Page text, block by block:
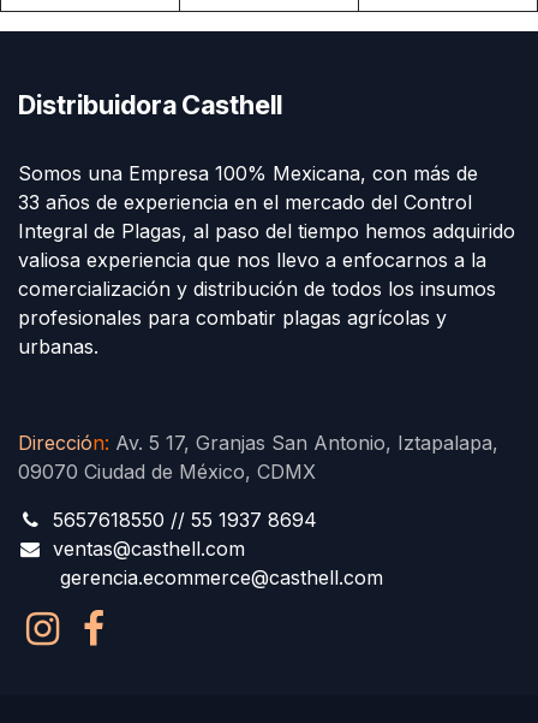
Distribuidora Casthell
Somos una Empresa 100% Mexicana, con más de
33 años de experiencia en el mercado del Control
Integral de Plagas, al paso del tiempo hemos adquirido
valiosa experiencia que nos llevo a enfocarnos a la
comercialización y distribución de todos los insumos
profesionales para combatir plagas agrícolas y
urbanas.
Dirección: Av. 5 17, Granjas San Antonio, Iztapalapa,
09070 Ciudad de México, CDMX
5657618550 // 55 1937 8694
ventas@casthell.com
gerencia.ecommerce@casthell.com